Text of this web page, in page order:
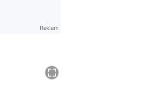
Reklam